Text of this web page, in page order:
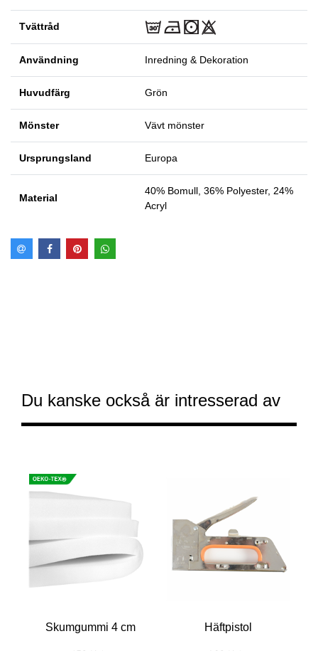
Tvättråd
Användning Inredning & Dekoration
Huvudfärg Grön
Mönster Vävt mönster
Ursprungsland Europa
Material
40% Bomull, 36% Polyester, 24%
Acryl
Du kanske också är intresserad av
Skumgummi 4 cm Häftpistol